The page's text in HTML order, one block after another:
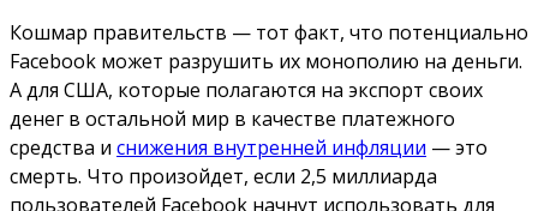
Кошмар правительств — тот факт, что потенциально
Facebook может разрушить их монополию на деньги.
А для США, которые полагаются на экспорт своих
денег в остальной мир в качестве платежного
средства и снижения внутренней инфляции — это
смерть. Что произойдет, если 2,5 миллиарда
пользователей Facebook начнут использовать для